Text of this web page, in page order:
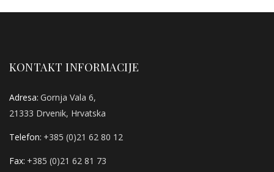
KONTAKT INFORMACIJE
Adresa: Gornja Vala 6,
21333 Drvenik, Hrvatska
Telefon: +385 (0)21 62 80 12
Fax: +385 (0)21 62 81 73